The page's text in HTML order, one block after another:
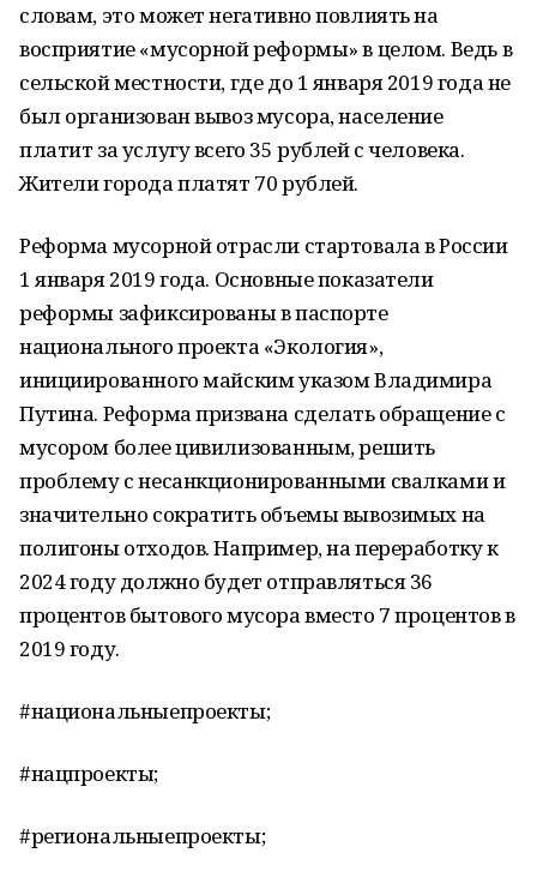
словам, это может негативно повлиять на
восприятие «мусорной реформы» в целом. Ведь в
сельской местности, где до 1 января 2019 года не
был организован вывоз мусора, население
платит за услугу всего 35 рублей с человека.
Жители города платят 70 рублей.
Реформа мусорной отрасли стартовала в России
1 января 2019 года. Основные показатели
реформы зафиксированы в паспорте
национального проекта «Экология»,
инициированного майским указом Владимира
Путина. Реформа призвана сделать обращение с
мусором более цивилизованным, решить
проблему с несанкционированными свалками и
значительно сократить объемы вывозимых на
полигоны отходов. Например, на переработку к
2024 году должно будет отправляться 36
процентов бытового мусора вместо 7 процентов в
2019 году.
#национальныепроекты;
#нацпроекты;
#региональныепроекты;